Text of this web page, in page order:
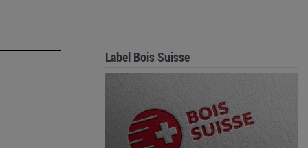
Label Bois Suisse